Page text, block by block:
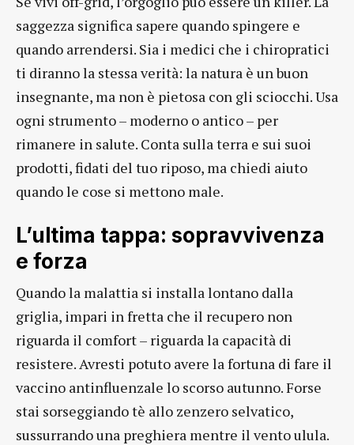
saggezza significa sapere quando spingere e
quando arrendersi. Sia i medici che i chiropratici
ti diranno la stessa verità: la natura è un buon
insegnante, ma non è pietosa con gli sciocchi. Usa
ogni strumento – moderno o antico – per
rimanere in salute. Conta sulla terra e sui suoi
prodotti, fidati del tuo riposo, ma chiedi aiuto
quando le cose si mettono male.
L’ultima tappa: sopravvivenza
e forza
Quando la malattia si installa lontano dalla
griglia, impari in fretta che il recupero non
riguarda il comfort – riguarda la capacità di
resistere. Avresti potuto avere la fortuna di fare il
vaccino antinfluenzale lo scorso autunno. Forse
stai sorseggiando tè allo zenzero selvatico,
sussurrando una preghiera mentre il vento ulula.